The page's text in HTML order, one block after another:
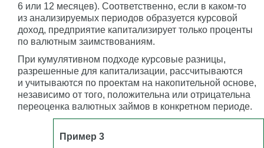
6 или 12 месяцев). Соответственно, если в каком-то
из анализируемых периодов образуется курсовой
доход, предприятие капитализирует только проценты
по валютным заимствованиям.
При кумулятивном подходе курсовые разницы,
разрешенные для капитализации, рассчитываются
и учитываются по проектам на накопительной основе,
независимо от того, положительна или отрицательна
переоценка валютных займов в конкретном периоде.
Пример 3